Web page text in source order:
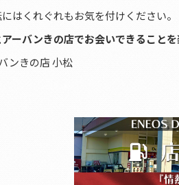
はくれぐれもお気を付けください。
ーバンきの店でお会いできることを
ンきの店 小松